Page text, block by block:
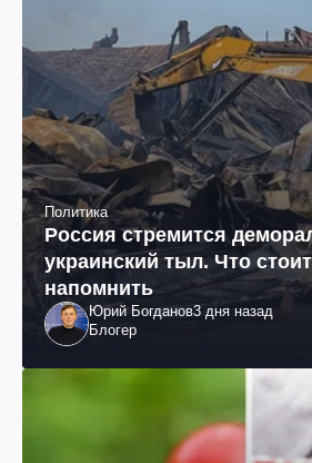
Политика
Россия стремится
украинский тыл. Что
напомнить
Юрий Богданов3 дня назад
Блогер